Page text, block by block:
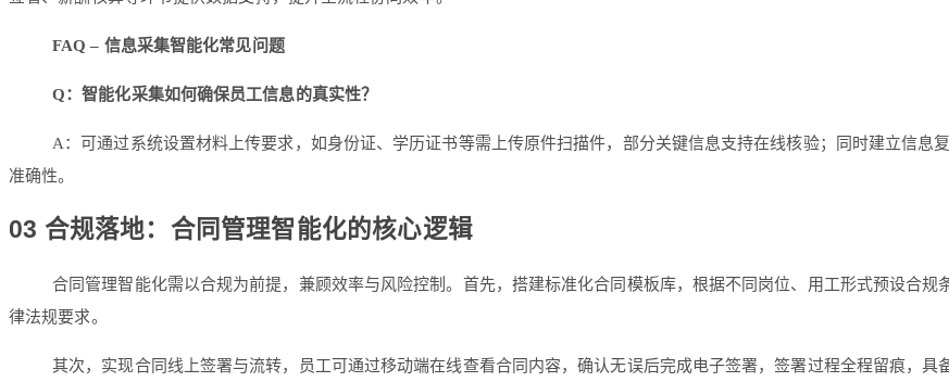
FAQ – 信息采集智能化常见问题
Q：智能化采集如何确保员工信息的真实性？
A：可通过系统设置材料上传要求，如身份证、学历证书等需上传原件扫描件，部分关键信息支持在线核验；同时建立信息
准确性。
03 合规落地：合同管理智能化的核心逻辑
合同管理智能化需以合规为前提，兼顾效率与风险控制。首先，搭建标准化合同模板库，根据不同岗位、用工形式预设合
律法规要求。
其次，实现合同线上签署与流转，员工可通过移动端在线查看合同内容，确认无误后完成电子签署，签署过程全程留痕，具